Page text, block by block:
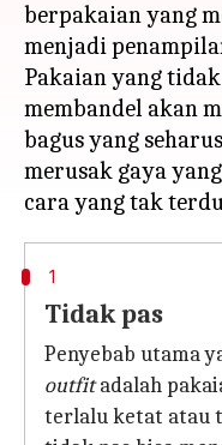
berpakaian yang
menjadi
Pakaian yang
membandel akan
bagus yang
merusak gaya
1
Tidak pas
Penyebab utama
outfitadalah
terlalu ketat atau